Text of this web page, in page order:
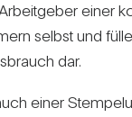
einer
selbst und
dar.
einer